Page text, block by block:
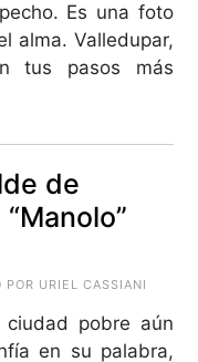
Es una foto
alma. Valledupar,
tus pasos más
de
URIEL CASSIANI
ciudad pobre aún
en su palabra,